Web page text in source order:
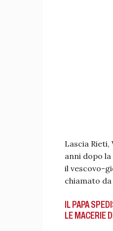
Lascia
anni dopo
il vescovo-
chiamato da
IL PAPA
LE MACERIE